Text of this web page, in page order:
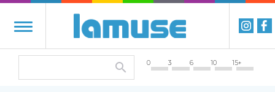
0 3 6 10 15+